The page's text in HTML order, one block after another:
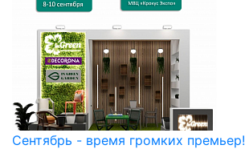
Сентябрь - время громких премьер!